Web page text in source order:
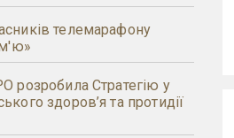
телемарафону
розробила Стратегію у
здоров’я та протидії